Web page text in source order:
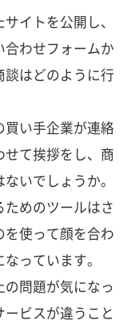
イトを公開し、
わせフォームか
談はどのように行
買い手企業が連絡
せて挨拶をし、商
いでしょうか。
めのツールはさ
を使って顔を合わ
っています。
問題が気になっ
ビスが違うこと